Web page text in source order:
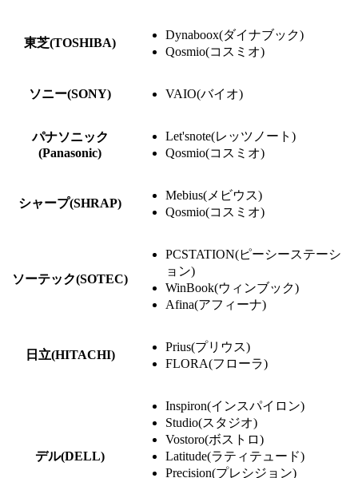
東芝(TOSHIBA)
Dynaboox(ダイナブック)
Qosmio(コスミオ)
ソニー(SONY) VAIO(バイオ)
パナソニック
(Panasonic)
Let'snote(レッツノート)
Qosmio(コスミオ)
シャープ(SHRAP)
Mebius(メビウス)
Qosmio(コスミオ)
ソーテック(SOTEC)
PCSTATION(ピーシーステーシ
ョン)
WinBook(ウィンブック)
Afina(アフィーナ)
日立(HITACHI)
Prius(プリウス)
FLORA(フローラ)
デル(DELL)
Inspiron(インスパイロン)
Studio(スタジオ)
Vostoro(ボストロ)
Latitude(ラティテュード)
Precision(プレシジョン)